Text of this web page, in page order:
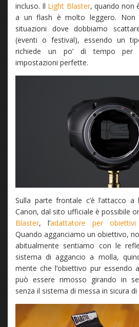
incluso. Il Light Blaster, quando non
a un flash è molto leggero. Non
situazioni dove dobbiamo
(eventi o festival), essendo un
richiede un po’ di tempo per
impostazioni perfette.
Sulla parte frontale c’è l’attacco
Canon, dal sito ufficiale è possibile
Blaster, l’adattatore per
Quando agganciamo un obiettivo,
abitualmente sentiamo con le
sistema di aggancio a molla,
mente che l’obiettivo pur essendo
può essere rimosso girando in
senza il sistema di messa in sicura